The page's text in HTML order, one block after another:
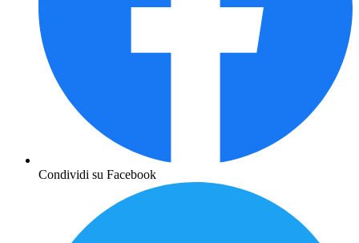
Condividi su Facebook